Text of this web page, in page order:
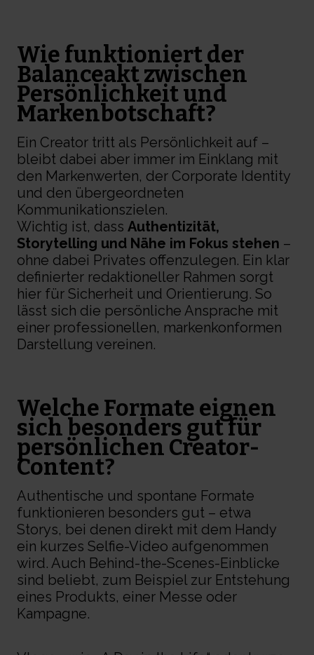
Wie funktioniert der
Balanceakt zwischen
Persönlichkeit und
Markenbotschaft?
Ein Creator tritt als Persönlichkeit auf –
bleibt dabei aber immer im Einklang mit
den Markenwerten, der Corporate Identity
und den übergeordneten
Kommunikationszielen.
Wichtig ist, dass Authentizität,
Storytelling und Nähe im Fokus stehen –
ohne dabei Privates offenzulegen. Ein klar
definierter redaktioneller Rahmen sorgt
hier für Sicherheit und Orientierung. So
lässt sich die persönliche Ansprache mit
einer professionellen, markenkonformen
Darstellung vereinen.
Welche Formate eignen
sich besonders gut für
persönlichen Creator-
Content?
Authentische und spontane Formate
funktionieren besonders gut – etwa
Storys, bei denen direkt mit dem Handy
ein kurzes Selfie-Video aufgenommen
wird. Auch Behind-the-Scenes-Einblicke
sind beliebt, zum Beispiel zur Entstehung
eines Produkts, einer Messe oder
Kampagne.